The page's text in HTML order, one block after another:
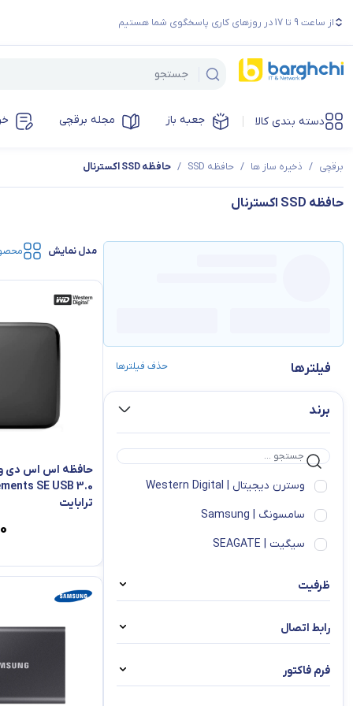
از ساعت 9 تا 17 در روزهای کاری پاسخگوی شما هستیم
دسته بندی کالا جعبه باز مجله برقچی
برقچی / ذخیره ساز ها / حافظه SSD / حافظه SSD اکسترنال
حافظه SSD اکسترنال
فیلترها حذف فیلترها
برند
وسترن دیجیتال | Western Digital
سامسونگ | Samsung
سیگیت | SEAGATE
ظرفیت
500 گیگابایت
2 ترابایت
رابط اتصال
Type-C به Type-A از نوع USB 3.2 Gen
فرم فاکتور
مدل نمایش
حافظه اس اس دی
ترابایت